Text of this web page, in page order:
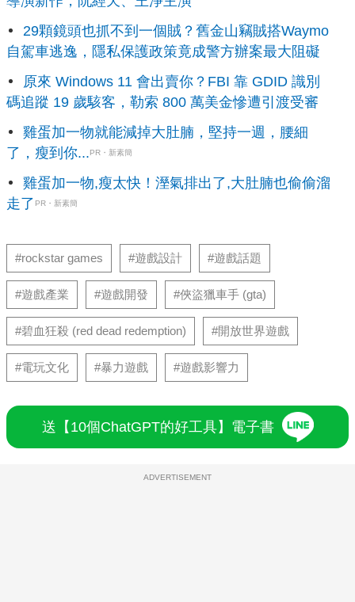
29顆鏡頭也抓不到一個賊？舊金山竊賊搭Waymo
自駕車逃逸，隱私保護政策竟成警方辦案最大阻礙
原來 Windows 11 會出賣你？FBI 靠 GDID 識別
碼追蹤 19 歲駭客，勒索 800 萬美金慘遭引渡受審
雞蛋加一物就能減掉大肚腩，堅持一週，腰細
了，瘦到你...PR・新素簡
雞蛋加一物,瘦太快！溼氣排出了,大肚腩也偷偷溜
走了 PR・新素簡
#rockstar games #遊戲設計 #遊戲話題
#遊戲產業 #遊戲開發 #俠盜獵車手 (gta)
#碧血狂殺 (red dead redemption) #開放世界遊戲
#電玩文化 #暴力遊戲 #遊戲影響力
送【10個ChatGPT的好工具】電子書
ADVERTISEMENT